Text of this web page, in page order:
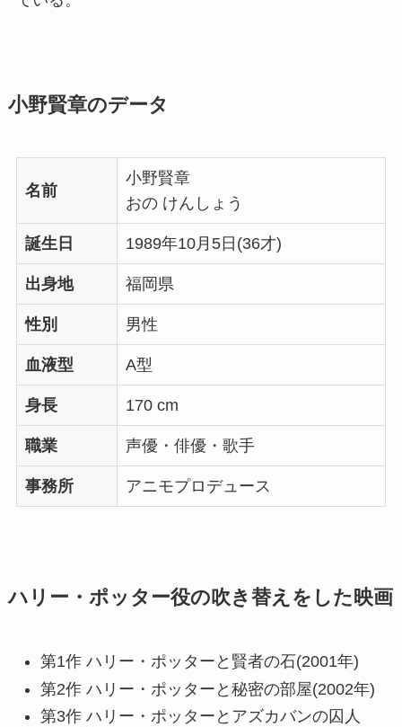
小野賢章のデータ
名前
小野賢章
おの けんしょう
誕生日 1989年10月5日(36才)
出身地 福岡県
性別 男性
血液型 A型
身長 170 cm
職業 声優・俳優・歌手
事務所 アニモプロデュース
ハリー・ポッター役の吹き替えをした映画
第1作 ハリー・ポッターと賢者の石(2001年)
第2作 ハリー・ポッターと秘密の部屋(2002年)
第3作 ハリー・ポッターとアズカバンの囚人